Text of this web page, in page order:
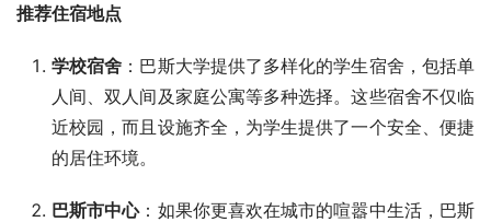
推荐住宿地点
学校宿舍 ：巴斯大学提供了多样化的学生宿舍，包括单
人间、双人间及家庭公寓等多种选择。这些宿舍不仅临
近校园，而且设施齐全，为学生提供了一个安全、便捷
的居住环境。
巴斯市中心：如果你更喜欢在城市的喧嚣中生活，巴斯